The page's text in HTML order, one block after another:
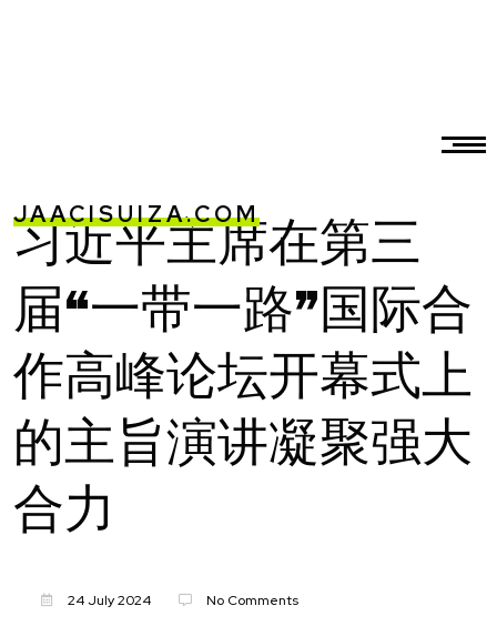
JAACISUIZA.COM
习近平主席在第三
届“一带一路”国际合
作高峰论坛开幕式上
的主旨演讲凝聚强大
合力
24 July 2024 No Comments